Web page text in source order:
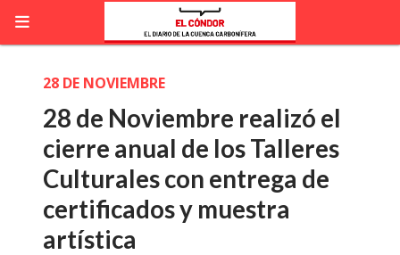
28 de Noviembre realizó el
cierre anual de los Talleres
Culturales con entrega de
certificados y muestra
artística
28 DE NOVIEMBRE